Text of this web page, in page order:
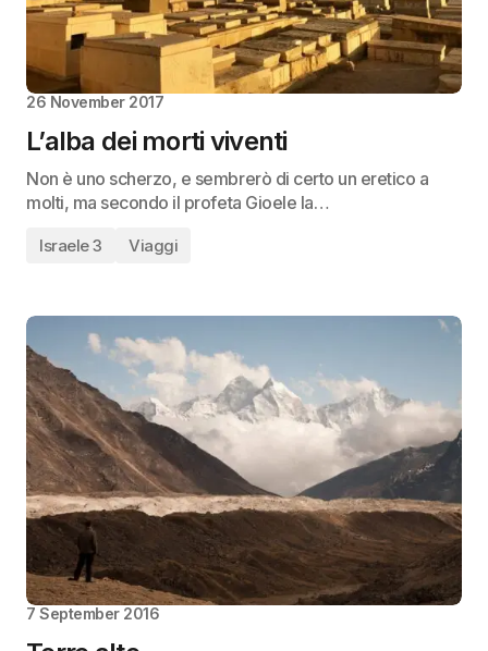
26 November 2017
L’alba dei morti viventi
Non è uno scherzo, e sembrerò di certo un eretico a
molti, ma secondo il profeta Gioele la…
Israele 3 Viaggi
7 September 2016